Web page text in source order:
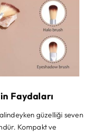
Faydaları
güzelliği seven
Kompakt ve